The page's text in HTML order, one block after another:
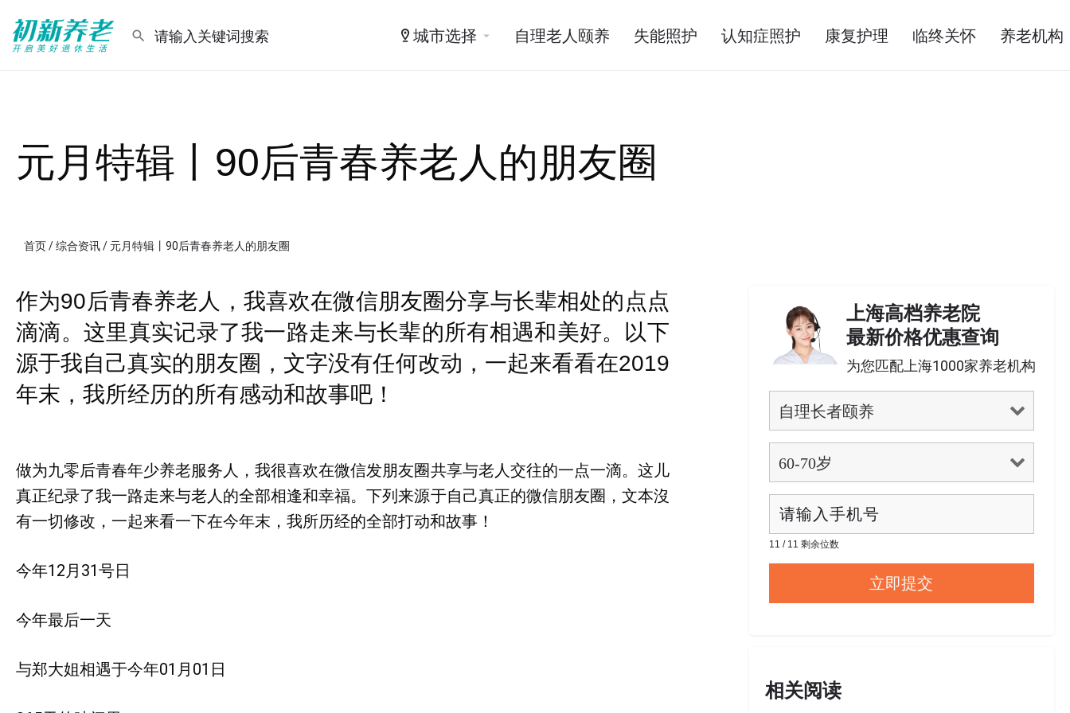
城市选择 自理老人颐养 失能照护 认知症照护 康复护理 临终关怀 养老机构
元月特辑丨90后青春养老人的朋友圈
首页/综合资讯/ 元月特辑丨90后青春养老人的朋友圈
作为90后青春养老人，我喜欢在微信朋友圈分享与长辈相处的点点
滴滴。这里真实记录了我一路走来与长辈的所有相遇和美好。以下
源于我自己真实的朋友圈，文字没有任何改动，一起来看看在2019
年末，我所经历的所有感动和故事吧！
做为九零后青春年少养老服务人，我很喜欢在微信发朋友圈共享与老人交往的一点一滴。这儿
真正纪录了我一路走来与老人的全部相逢和幸福。下列来源于自己真正的微信朋友圈，文本沒
有一切修改，一起来看一下在今年末，我所历经的全部打动和故事！
今年12月31号日
今年最后一天
与郑大姐相遇于今年01月01日
上海高档养老院
最新价格优惠查询
为您匹配上海1000家养老机构
11 / 11 剩余位数
相关阅读